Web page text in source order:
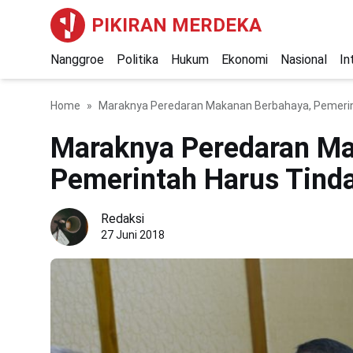
PIKIRAN MERDEKA
Nanggroe Politika Hukum Ekonomi Nasional
Home Maraknya Peredaran Makanan Berbahaya,
Maraknya Peredaran
Pemerintah Harus
Redaksi
27 Juni 2018